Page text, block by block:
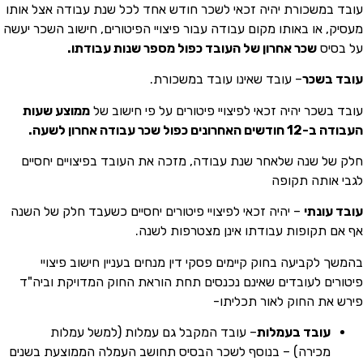
עובד במשכורת יהיה זכאי לשכר חודש אחד לכל שנת עבודה אצל אותו
מעסיק, או באותו מקום עבודה עבור פיצויי הפיטורים, חישוב השכר יעשה
על בסיס שכר אחרון של העובד כפול מספר שנות עבודתו.
עובד בשכר– עובד שאינו עובד במשכורת.
עובד בשכר יהיה זכאי לפיצויי פיטורים על פי חישוב של ממוצע שעות
העבודה ב-12 חודשים האחרונים כפול שכר עבודה אחרון לשעה.
חלק של שנה שלאחר שנת עבודה, מזכה את העובד בפיצויים יחסיים
לגבי אותה תקופה
עובד עונתי – יהיה זכאי לפיצויי פיטורים יחסיים כשעבד חלק של השנה
אף אם תקופות עבודתו אינן מצטרפות לשנה.
בהמשך לקביעה בחוק קיימים פסקי דין מנחים בעניין חישוב פיצויי
פיטורים לעובדים שאינם נכנסים תחת הוראת החוק המדויקת וביה"ד
פירש את החוק לאור תכליתו-
עובד בעמלות– עובד המקבל גם עמלות (למשל עמלות
מכירה) – בנוסף לשכר הבסיס תחושב העמלה הממוצעת בשנים